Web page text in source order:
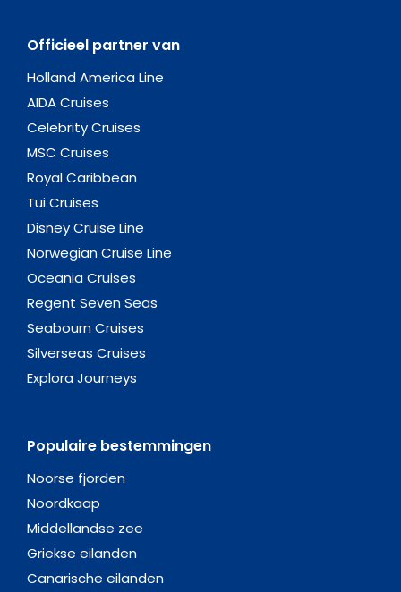
Officieel partner van
Holland America Line
AIDA Cruises
Celebrity Cruises
MSC Cruises
Royal Caribbean
Tui Cruises
Disney Cruise Line
Norwegian Cruise Line
Oceania Cruises
Regent Seven Seas
Seabourn Cruises
Silverseas Cruises
Explora Journeys
Populaire bestemmingen
Noorse fjorden
Noordkaap
Middellandse zee
Griekse eilanden
Canarische eilanden